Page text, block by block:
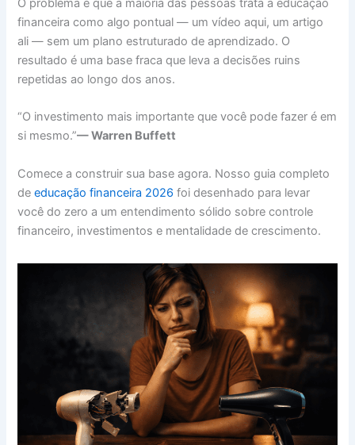
O problema é que a maioria das pessoas trata a educação
financeira como algo pontual — um vídeo aqui, um artigo
ali — sem um plano estruturado de aprendizado. O
resultado é uma base fraca que leva a decisões ruins
repetidas ao longo dos anos.
“O investimento mais importante que você pode fazer é em
si mesmo.”— Warren Buffett
Comece a construir sua base agora. Nosso guia completo
deeducação financeira 2026 foi desenhado para levar
você do zero a um entendimento sólido sobre controle
financeiro, investimentos e mentalidade de crescimento.